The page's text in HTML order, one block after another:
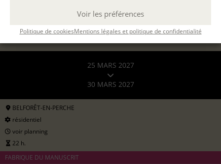
Voir les préférences
Politique de cookiesMentions légales et politique de confidentialité
25 MARS 2027
30 MARS 2027
BELFORÊT-EN-PERCHE
résidentiel
voir planning
22 h.
FABRIQUE DU MANUSCRIT